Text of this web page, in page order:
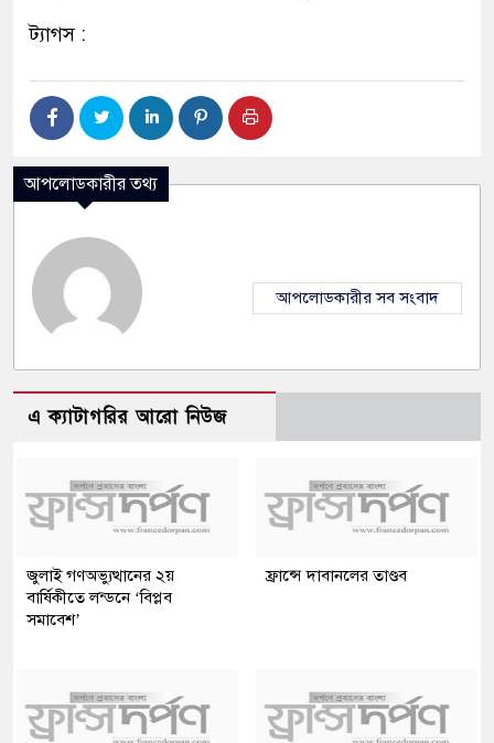
ট্যাগস :
আপলোডকারীর তথ্য
আপলোডকারীর সব সংবাদ
এ ক্যাটাগরির আরো নিউজ
জুলাই গণঅভ্যুত্থানের ২য়
বার্ষিকীতে লন্ডনে ‘বিপ্লব
সমাবেশ’
ফ্রান্সে দাবানলের তাণ্ডব